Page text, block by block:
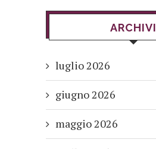
ARCHIVI
luglio 2026
giugno 2026
maggio 2026